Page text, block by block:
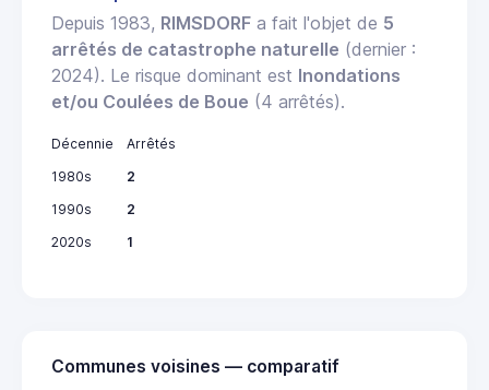
Depuis 1983, RIMSDORF a fait l'objet de 5
arrêtés de catastrophe naturelle (dernier :
2024). Le risque dominant est Inondations
et/ou Coulées de Boue (4 arrêtés).
Décennie
Arrêtés
1980s
2
1990s
2
2020s
1
Communes voisines — comparatif